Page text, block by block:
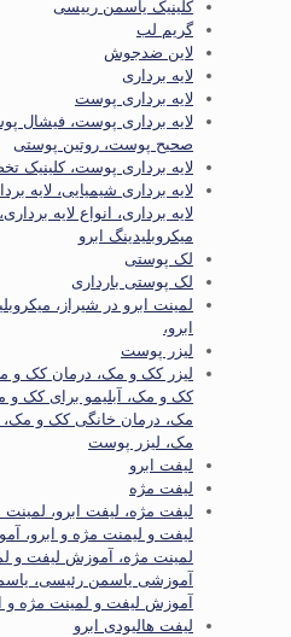
کلینیک یاسمن رییسی
گریم لب
لاین ضدجوش
لایه برداری
لایه برداری پوست
لایه برداری پوست، فیشال
صحیح پوست، روتین پوستی
لایه برداری پوست،
لایه برداری شیمیایی، لایه
لایه برداری، انواع لایه
میکروبلیدینگ ابرو
لک پوستی
لک پوستی بارداری
لمینت ابرو در شیراز،
ابرو،
لیزر پوست
لیزر کک و مک، درمان کک و
کک و مک، آبلیمو برای کک و
مک، درمان خانگی کک و
مک، لیزر پوست
لیفت ابرو
لیفت مژه
لیفت مژه، لیفت ابرو، لمینت
لیفت و لیمنت مژه و ابرو،
لمینت مژه، آموزش لیفت و
آموزشی یاسمن رئیسی،
آموزش لیفت و لمینت مژه و
لیفت هالیودی ابرو